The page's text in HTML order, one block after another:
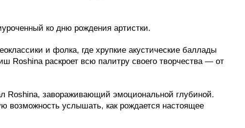
ко дню рождения артистки.
и фолка, где хрупкие акустические баллады
Roshina раскроет всю палитру своего творчества — от
Roshina, завораживающий эмоциональной глубиной.
возможность услышать, как рождается настоящее